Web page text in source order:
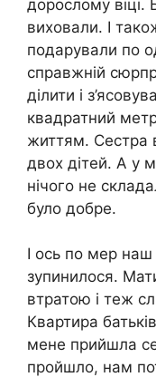
дорослому віці.
виховали. І
подарували по
справжній
ділити і
квадратний
життям. Сестра
двох дітей. А у
нічого не
було добре.
І ось по мер наш
зупинилося.
втратою і теж
Квартира
мене прийшла
пройшло, нам